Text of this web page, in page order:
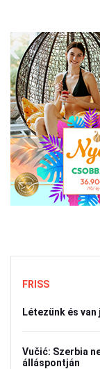
FRISS
Létezünk és van
Vučić: Szerbia
álláspontján